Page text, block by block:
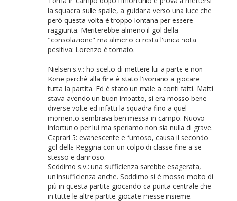
la squadra sulle spalle, a guidarla verso una luce che
però questa volta è troppo lontana per essere
raggiunta. Meriterebbe almeno il gol della
"consolazione" ma almeno ci resta l'unica nota
positiva: Lorenzo è tornato.
Nielsen s.v.: ho scelto di mettere lui a parte e non
Kone perchè alla fine è stato l'ivoriano a giocare
tutta la partita. Ed è stato un male a conti fatti. Matti
stava avendo un buon impatto, si era mosso bene
diverse volte ed infatti la squadra fino a quel
momento sembrava ben messa in campo. Nuovo
infortunio per lui ma speriamo non sia nulla di grave.
Caprari 5: evanescente e fumoso, causa il secondo
gol della Reggina con un colpo di classe fine a se
stesso e dannoso.
Soddimo s.v.: una sufficienza sarebbe esagerata,
un'insufficienza anche. Soddimo si è mosso molto di
più in questa partita giocando da punta centrale che
in tutte le altre partite giocate messe insieme.